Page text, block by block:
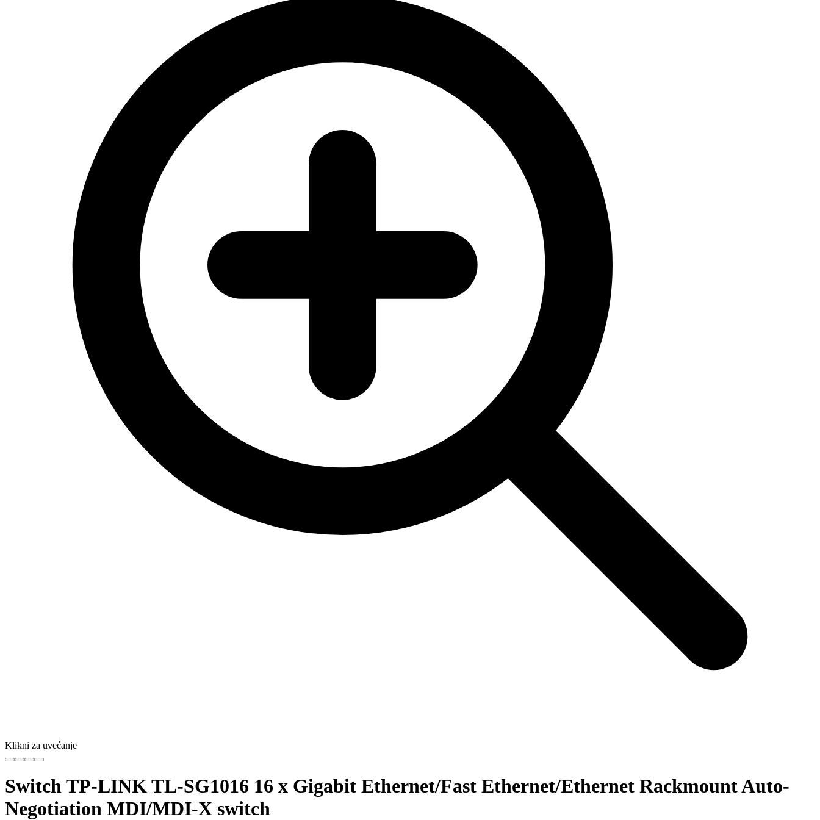
Klikni za uvećanje
Switch TP-LINK TL-SG1016 16 x Gigabit Ethernet/Fast Ethernet/Ethernet Rackmount Auto-
Negotiation MDI/MDI-X switch